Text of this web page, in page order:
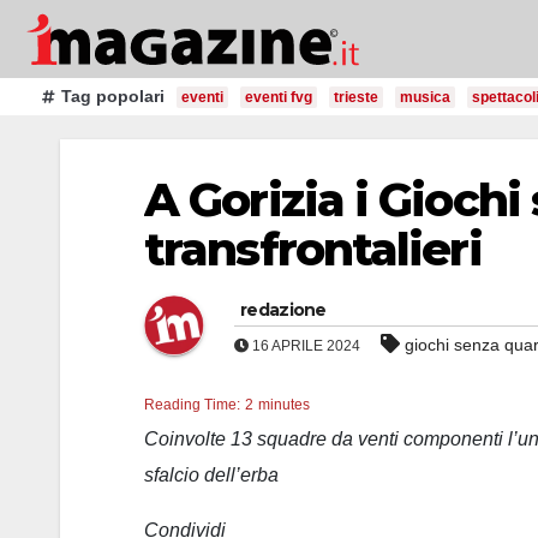
Salta
contenutoTag popolari eventi eventi fvg trieste musica spettacoli
A Gorizia i
transfrontalieri
redazione
16 APRILE 2024 giochi senza
Reading Time: 2 minutes
Coinvolte 13 squadre da venti componenti
sfalcio dell’erba
Condividi